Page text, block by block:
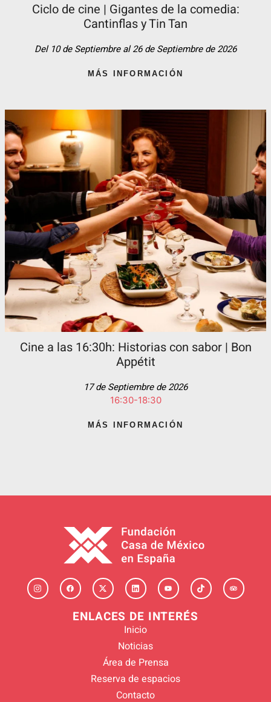
Ciclo de cine | Gigantes de la comedia:
Cantinflas y Tin Tan​
Del 10 de Septiembre al 26 de Septiembre de 2026
MÁS INFORMACIÓN
Cine a las 16:30h: Historias con sabor | Bon
Appétit
17 de Septiembre de 2026
16:30-18:30
MÁS INFORMACIÓN
ENLACES DE INTERÉS
Inicio
Noticias
Área de Prensa
Reserva de espacios
Contacto